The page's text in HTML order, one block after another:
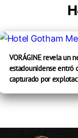
VORÁGINE revela un
estadounidense entró
capturado por